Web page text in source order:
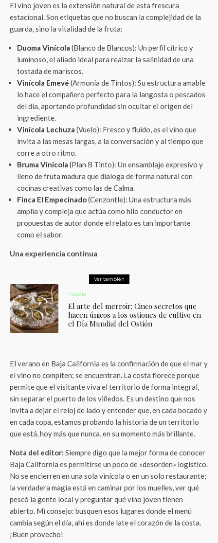
El vino joven es la extensión natural de esta frescura
estacional. Son etiquetas que no buscan la complejidad de la
guarda, sino la vitalidad de la fruta:
Duoma Vinícola (Blanco de Blancos): Un perfil cítrico y
luminoso, el aliado ideal para realzar la salinidad de una
tostada de mariscos.
Vinícola Emevé (Armonía de Tintos): Su estructura amable
lo hace el compañero perfecto para la langosta o pescados
del día, aportando profundidad sin ocultar el origen del
ingrediente.
Vinícola Lechuza (Vuelo): Fresco y fluido, es el vino que
invita a las mesas largas, a la conversación y al tiempo que
corre a otro ritmo.
Bruma Vinícola (Plan B Tinto): Un ensamblaje expresivo y
lleno de fruta madura que dialoga de forma natural con
cocinas creativas como las de Calma.
Finca El Empecinado(Cenzontle): Una estructura más
amplia y compleja que actúa como hilo conductor en
propuestas de autor donde el relato es tan importante
como el sabor.
Una experiencia continua
Ver también
Foodie
El arte del merroir: Cinco secretos que
hacen únicos a los ostiones de cultivo en
el Día Mundial del Ostión
El verano en Baja California es la confirmación de que el mar y
el vino no compiten; se encuentran. La costa florece porque
permite que el visitante viva el territorio de forma integral,
sin separar el puerto de los viñedos. Es un destino que nos
invita a dejar el reloj de lado y entender que, en cada bocado y
en cada copa, estamos probando la historia de un territorio
que está, hoy más que nunca, en su momento más brillante.
Nota del editor: Siempre digo que la mejor forma de conocer
Baja California es permitirse un poco de «desorden» logístico.
No se encierren en una sola vinícola o en un solo restaurante;
la verdadera magia está en caminar por los muelles, ver qué
pescó la gente local y preguntar qué vino joven tienen
abierto. Mi consejo: busquen esos lugares donde el menú
cambia según el día, ahí es donde late el corazón de la costa.
¡Buen provecho!